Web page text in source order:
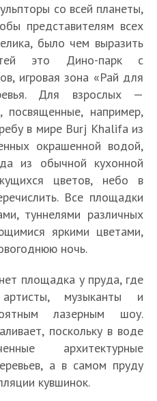
со всей планеты,
представителям всех
было чем выразить
это Дино-парк с
игровая зона «Рай для
Для взрослых —
посвященные, например,
в мире Burj Khalifa из
окрашенной водой,
из обычной кухонной
цветов, небо в
Все площадки
туннелями различных
яркими цветами,
ночь.
площадка у пруда, где
музыканты и
лазерным шоу.
поскольку в воде
архитектурные
а в самом пруду
кувшинок.